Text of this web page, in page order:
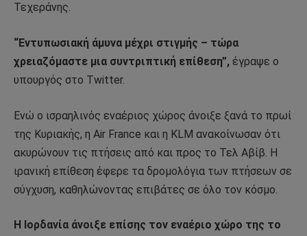
Τεχεράνης.
“Εντυπωσιακή άμυνα μέχρι στιγμής – τώρα
χρειαζόμαστε μια συντριπτική επίθεση”, έγραψε ο
υπουργός στο Twitter.
Ενώ ο ισραηλινός εναέριος χώρος άνοιξε ξανά το πρωί
της Κυριακής, η Air France και η KLM ανακοίνωσαν ότι
ακυρώνουν τις πτήσεις από και προς το Τελ Αβίβ. Η
ιρανική επίθεση έφερε τα δρομολόγια των πτήσεων σε
σύγχυση, καθηλώνοντας επιβάτες σε όλο τον κόσμο.
Η Ιορδανία άνοιξε επίσης τον εναέριο χώρο της το